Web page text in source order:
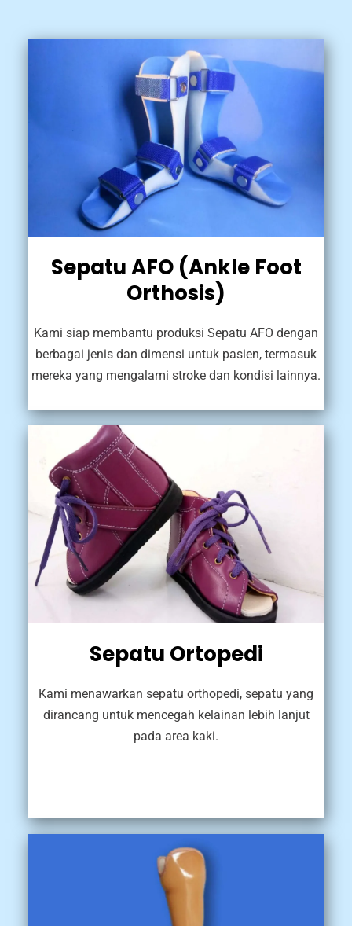
Sepatu AFO (Ankle Foot
Orthosis)
Kami siap membantu produksi Sepatu AFO dengan
berbagai jenis dan dimensi untuk pasien, termasuk
mereka yang mengalami stroke dan kondisi lainnya.
Sepatu Ortopedi
Kami menawarkan sepatu orthopedi, sepatu yang
dirancang untuk mencegah kelainan lebih lanjut
pada area kaki.